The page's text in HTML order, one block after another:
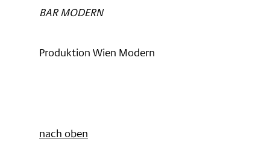
BAR MODERN
Produktion Wien Modern
nach oben